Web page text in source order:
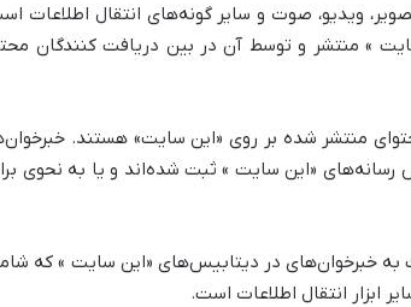
ویدیو، صوت و سایر گونه‌های انتقال اطلاعات
» منتشر و توسط آن در بین دریافت کنندگان
منتشر شده بر روی «این سایت» هستند.
رسانه‌های «این سایت » ثبت شده‌اند و یا به نحوی
خبرخوان‌های در دیتابیس‌های «این سایت » که
ابزار انتقال اطلاعات است.